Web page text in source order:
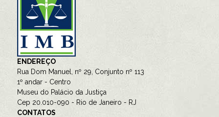
ENDEREÇO
Rua Dom Manuel, nº 29, Conjunto nº 113
1º andar - Centro
Museu do Palácio da Justiça
Cep 20.010-090 - Rio de Janeiro - RJ
CONTATOS